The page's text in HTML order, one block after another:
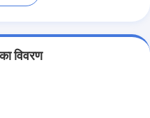
विवरण